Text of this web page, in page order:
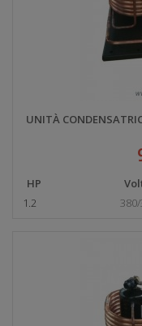
UNITÀ
HP
1.2